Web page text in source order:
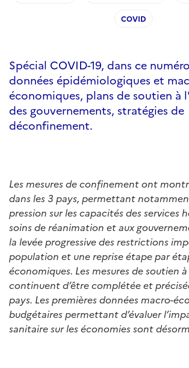
COVID
Spécial COVID-19, dans ce
données épidémiologiques et
économiques, plans de soutien à
des gouvernements, stratégies de
déconfinement.
Les mesures de confinement ont
dans les 3 pays, permettant
pression sur les capacités des services
soins de réanimation et aux
la levée progressive des restrictions
population et une reprise étape par
économiques. Les mesures de soutien
continuent d’être complétée et
pays. Les premières données macro-
budgétaires permettant d’évaluer
sanitaire sur les économies sont